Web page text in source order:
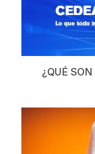
¿QUÉ